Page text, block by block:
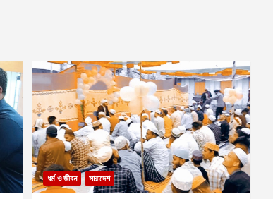
ধর্ম ও জীবন সারাদেশ